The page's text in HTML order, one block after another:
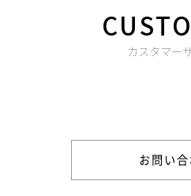
カスタマー
お問い合